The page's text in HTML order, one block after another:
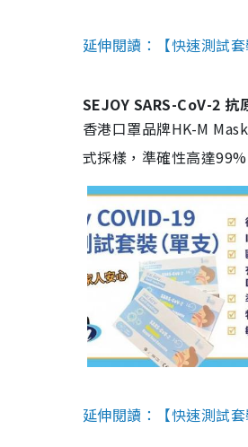
延伸閱讀：【快速測試
SEJOY SARS-CoV-2 抗
香港口罩品牌HK-M
式採樣，準確性高達
延伸閱讀：【快速測試